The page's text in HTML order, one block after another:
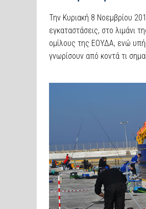
Την Κυριακή 8 Νοεμβρίου
εγκαταστάσεις, στο λιμάνι
ομίλους της ΕΟΥΔΑ, ενώ
γνωρίσουν από κοντά τι